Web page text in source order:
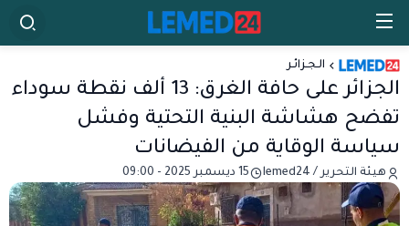
الـجـزائـر
الجزائر على حافة الغرق: 13 ألف نقطة سوداء
تفضح هشاشة البنية التحتية وفشل
سياسة الوقاية من الفيضانات
هيئة التحرير / lemed24 15 ديسمبر 2025 - 09:00